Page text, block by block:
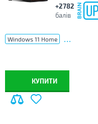
+2782
балів
Windows 11 Home ...
КУПИТИ